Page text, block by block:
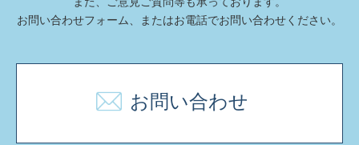
お問い合わせフォーム、またはお電話でお問い合わせください。
お問い合わせ